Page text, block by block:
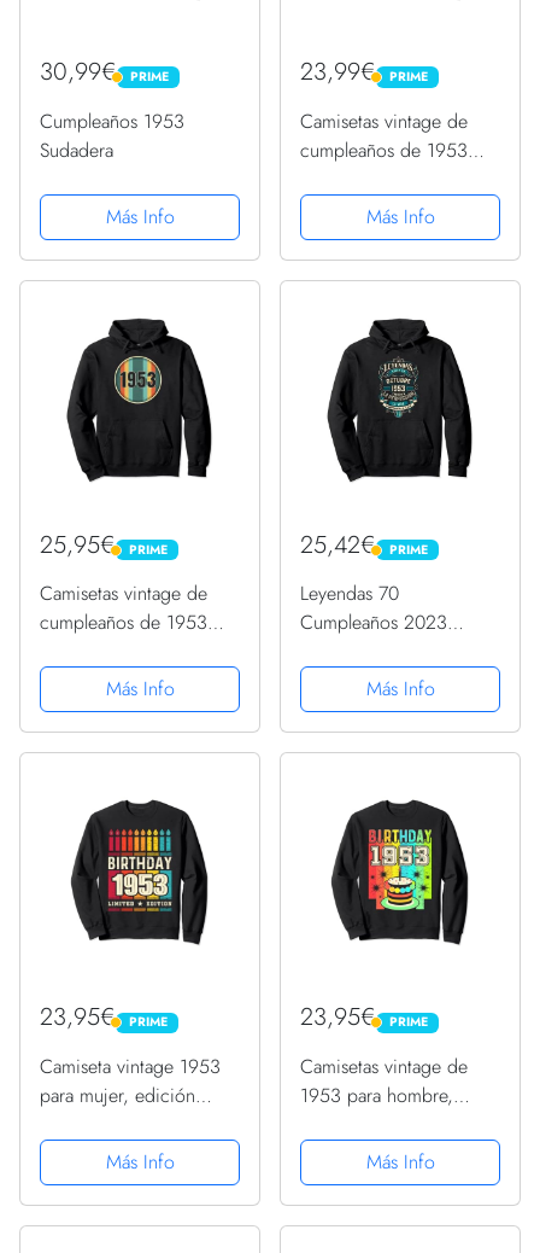
30,99€ PRIME
PRIME
Cumpleaños 1953
Sudadera
Más Info
23,99€ PRIME
PRIME
Camisetas vintage de
cumpleaños de 1953
camisetas de
cumpleaños de 1953
Sudadera
Más Info
25,95€ PRIME
PRIME
Camisetas vintage de
cumpleaños de 1953
camisetas de
cumpleaños de 1953
Sudadera con Capucha
Más Info
25,42€ PRIME
PRIME
Leyendas 70
Cumpleaños 2023
1953 Sudadera con
Capucha
Más Info
23,95€ PRIME
PRIME
Camiseta vintage 1953
para mujer, edición
1953 Sudadera
Más Info
23,95€ PRIME
PRIME
Camisetas vintage de
1953 para hombre,
cumpleaños de 1953
Sudadera
Más Info